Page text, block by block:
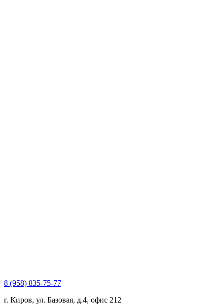
8 (958) 835-75-77
г. Киров, ул. Базовая, д.4, офис 212